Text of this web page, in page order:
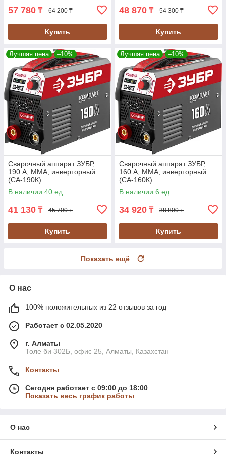
57 780 ₸ 64 200 ₸
Купить
48 870 ₸ 54 300 ₸
Купить
Лучшая цена –10%
Сварочный аппарат ЗУБР,
190 А, MMA, инверторный
(СА-190К)
В наличии 40 ед.
41 130 ₸ 45 700 ₸
Купить
Лучшая цена –10%
Сварочный аппарат ЗУБР,
160 А, MMA, инверторный
(СА-160К)
В наличии 6 ед.
34 920 ₸ 38 800 ₸
Купить
Показать ещё
О нас
100% положительных из 22 отзывов за год
Работает с 02.05.2020
г. Алматы
Толе би 302Б, офис 25, Алматы, Казахстан
Контакты
Сегодня работает с 09:00 до 18:00
Показать весь график работы
О нас
Контакты